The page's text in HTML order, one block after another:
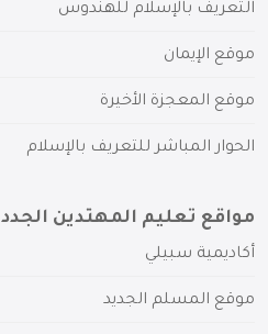
التعريف بالإسلام للهندوس
موقع الإيمان
موقع المعجزة الأخيرة
الحوار المباشر للتعريف بالإسلام
مواقع تعليم المهتدين الجدد
أكاديمية سبيلي
موقع المسلم الجديد